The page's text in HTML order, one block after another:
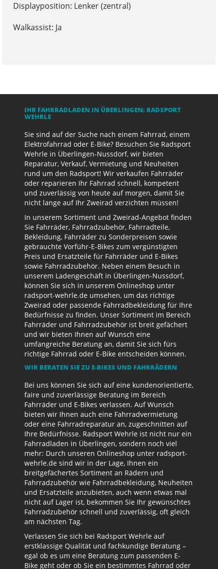
Displayposition: Lenker (zentral)
Walkassist: Ja
IHR FAHRRADLADEN IN ÜBERLINGEN: RADSPORT
WEHRLE
Sie sind auf der Suche nach einem Fahrrad, einem
Elektrofahrrad oder E-Bike? Besuchen Sie Radsport
Wehrle in Überlingen-Nussdorf, wir bieten
Reparatur, Verkauf, Vermietung und Neuheiten
rund um den Radsport! Wir verkaufen Fahrräder
oder reparieren Ihr Fahrrad schnell, kompetent
und zuverlässig von heute auf morgen, damit Sie
nicht lange auf Ihr Zweirad verzichten müssen!
In unserem Sortiment und Zweirad-Angebot finden
Sie Fahrräder, Fahrradzubehör, Fahrradteile,
Bekleidung, Fahrräder zu Sonderpreisen sowie
gebrauchte Vorführ-E-Bikes zum vergünstigten
Preis und Ersatzteile für Fahrräder und E-Bikes
sowie Fahrradzubehör. Neben einem Besuch in
unserem Ladengeschäft in Überlingen-Nussdorf,
können Sie sich in unserem Onlineshop unter
radsport-wehrle.de umsehen, um das richtige
Zweirad oder passende Fahrradbekleidung für Ihre
Bedürfnisse zu finden. Unser Sortiment im Bereich
Fahrräder und Fahrradzubehör ist breit gefächert
und wir bieten Ihnen auf Wunsch eine
umfangreiche Beratung an, damit Sie sich fürs
richtige Fahrrad oder E-Bike entscheiden können.
WIR BERATEN SIE ZU E-BIKES UND FAHRRÄDERN
Bei uns können Sie sich auf eine kundenorientierte,
faire und zuverlässige Beratung im Bereich
Fahrräder und E-Bikes verlassen. Auf Wunsch
bieten wir Ihnen auch eine Fahrradvermietung
oder eine Fahrradreparatur an, zugeschnitten auf
Ihre Bedürfnisse. Radsport Wehrle ist nicht nur ein
Fahrradladen in Überlingen, sondern noch viel
mehr: Durch unseren Onlineshop unter radsport-
wehrle.de sind wir in der Lage, Ihnen ein
breitgefächertes Sortiment an Rädern und
Fahrradzubehör wie Fahrradbekleidung, Neuheiten
und Ersatzteile anzubieten, auch wenn etwas mal
nicht auf Lager ist, bekommen Sie Ihr gewünschtes
Fahrradzubehör schnell und zuverlässig, oft gleich
am nächsten Tag.
Verlassen Sie sich bei Radsport Wehrle auf
erstklassige Qualität und fachkundige Beratung –
egal ob es um eine Beratung zum passenden E-
Bike geht oder ob Sie ein bestimmtes Fahrrad oder